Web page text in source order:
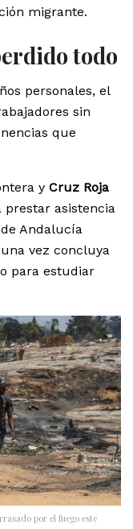
migrante.
todo
personales, el
sin
que
y Cruz Roja
prestar asistencia
Andalucía
vez concluya
para estudiar
por el fuego este